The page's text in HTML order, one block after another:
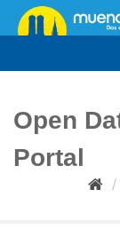
Überspringen
zum
Open
Portal